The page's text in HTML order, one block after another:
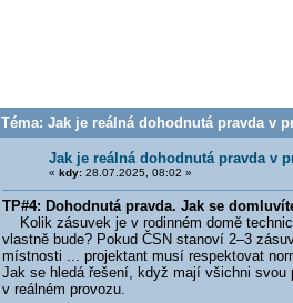
Téma: Jak je reálná dohodnutá pravda v
Jak je reálná dohodnutá pravda v
« kdy:28.07.2025, 08:02 »
TP#4: Dohodnutá pravda. Jak se
Kolik zásuvek je v rodinném domě
vlastně bude? Pokud ČSN stanoví 2–3
místnosti ... projektant musí respektovat
Jak se hledá řešení, když mají všichni svou
v reálném provozu.